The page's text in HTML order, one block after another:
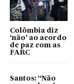
Colômbia diz
‘não’ ao acordo
de paz com as
FARC
Santos: “Não